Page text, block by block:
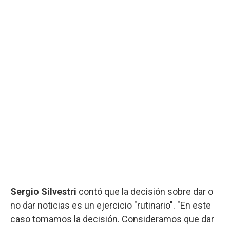
Sergio Silvestri contó que la decisión sobre dar o
no dar noticias es un ejercicio "rutinario". "En este
caso tomamos la decisión. Consideramos que dar